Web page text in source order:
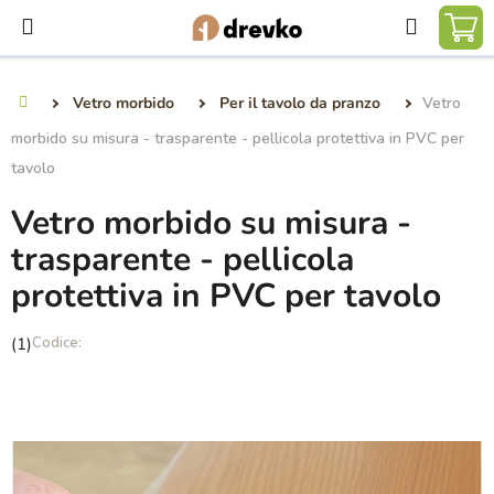
contenuto
Ricerca
Vetro morbido Per il tavolo da pranzo
Vetro
morbido su misura - trasparente - pellicola protettiva in PVC per
tavolo
Vetro morbido su misura -
trasparente - pellicola
protettiva in PVC per tavolo
La
5,0
(1)